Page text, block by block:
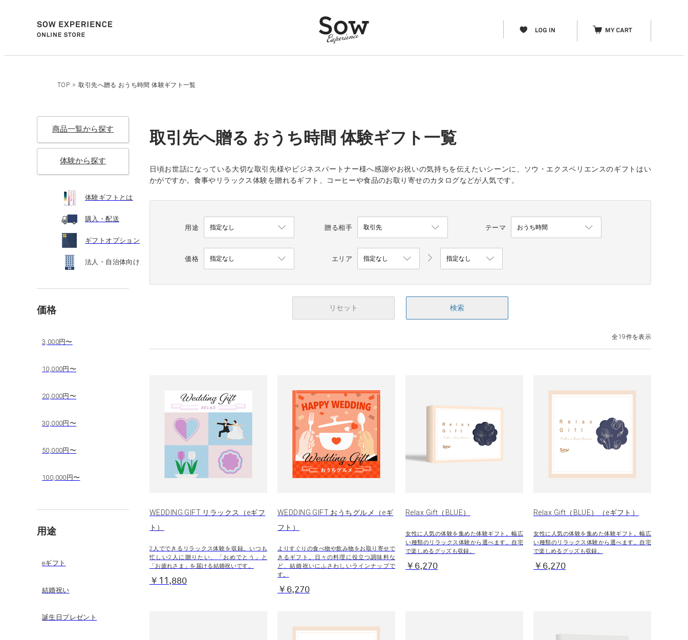
TOP > 取引先へ贈る おうち時間 体験ギフト一覧
商品一覧から探す
体験から探す
体験ギフトとは
購入・配送
ギフトオプション
法人・自治体向け
価格
3,000円〜
10,000円〜
20,000円〜
30,000円〜
50,000円〜
100,000円〜
用途
eギフト
結婚祝い
誕生日プレゼント
取引先へ贈る おうち時間 体験ギフト一覧
日頃お世話になっている大切な取引先様やビジネスパートナー様へ感謝やお祝いの気持ちを伝えたいシーンに、ソウ・エクスペリエンスのギフトはい
かがですか。食事やリラックス体験を贈れるギフト、コーヒーや食品のお取り寄せのカタログなどが人気です。
用途 贈る相手 テーマ
価格 エリア
リセット 検索
全19件を表示
WEDDING GIFT リラックス（eギフ
ト）
2人でできるリラックス体験を収録。いつも
忙しい2人に贈りたい、「おめでとう」と
「お疲れさま」を届ける結婚祝いです。
￥11,880
WEDDING GIFT おうちグルメ（eギ
フト）
よりすぐりの食べ物や飲み物をお取り寄せで
きるギフト。日々の料理に役立つ調味料な
ど、結婚祝いにふさわしいラインナップで
す。
￥6,270
Relax Gift（BLUE）
女性に人気の体験を集めた体験ギフト。幅広
い種類のリラックス体験から選べます。自宅
で楽しめるグッズも収録。
￥6,270
Relax Gift（BLUE）（eギフト）
女性に人気の体験を集めた体験ギフト。幅広
い種類のリラックス体験から選べます。自宅
で楽しめるグッズも収録。
￥6,270